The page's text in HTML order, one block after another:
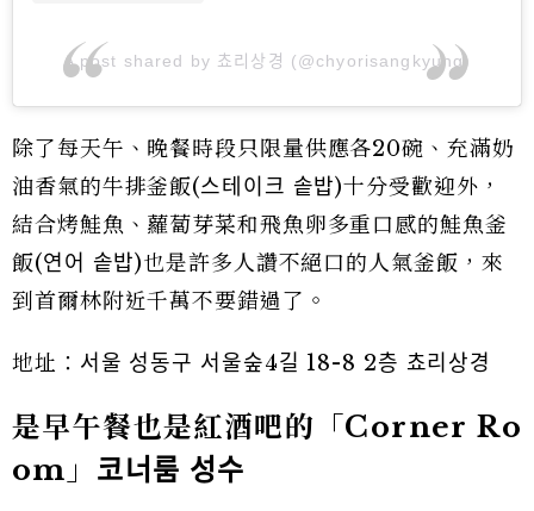
A post shared by 쵸리상경 (@chyorisangkyung)
除了每天午、晚餐時段只限量供應各20碗、充滿奶
油香氣的牛排釜飯(스테이크 솥밥)十分受歡迎外，
結合烤鮭魚、蘿蔔芽菜和飛魚卵多重口感的鮭魚釜
飯(연어 솥밥)也是許多人讚不絕口的人氣釜飯，來
到首爾林附近千萬不要錯過了。
地址：서울 성동구 서울숲4길 18-8 2층 쵸리상경
是早午餐也是紅酒吧的「Corner Ro
om」 코너룸 성수